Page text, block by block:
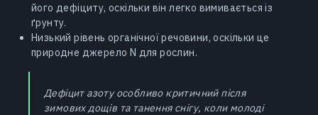
його дефіциту, оскільки він легко вимивається із
ґрунту.
Низький рівень органічної речовини, оскільки це
природне джерело N для рослин.
Дефіцит азоту особливо критичний після
зимових дощів та танення снігу, коли молоді